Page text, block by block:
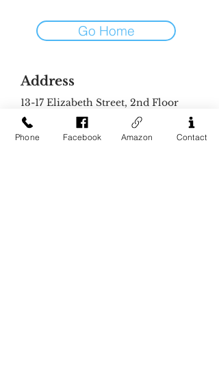
Go Home
Address
13-17 Elizabeth Street, 2nd Floor
New York, NY 10013
Contact Us
Phone Facebook Amazon Contact